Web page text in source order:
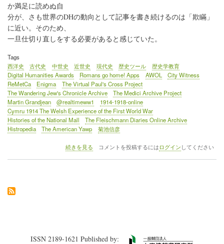
か満足に読めぬ自
分が、さも世界のDHの動向として記事を書き続けるのは「欺瞞」
に近い。そのため、
一旦仕切り直しをする必要があると感じていた。
Tags
西洋史
古代史 中世史 近世史 現代史 歴史ツール
歴史学教育
Digital Humanities Awards
Romans go home! Apps AWOL
City Witness
ReMetCa
Enigma
The Virtual Paul's Cross Project
The Wandering Jew's Chronicle Archive
The Medici Archive Project
Martin Grandjean
@realtimeww1
1914-1918-online
Cymru 1914 The Welsh Experience of the First World War
Histories of the National Mall
The Fleischmann Diaries Online Archive
Histropedia
The American Yawp 菊池信彦
《連
ビ
続きを見る コメントを投稿するには ログイン してください
ISSN 2189-1621 Published by: